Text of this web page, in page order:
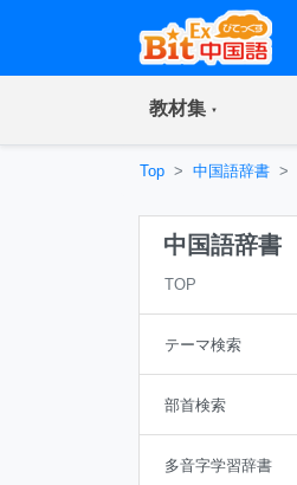
教材集(current)
Top 中国語辞書
中国語辞書
TOP
テーマ検索
部首検索
多音字学習辞書